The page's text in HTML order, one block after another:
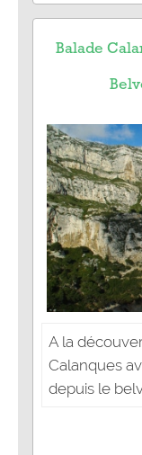
Balade
A la
Calanques
depuis le